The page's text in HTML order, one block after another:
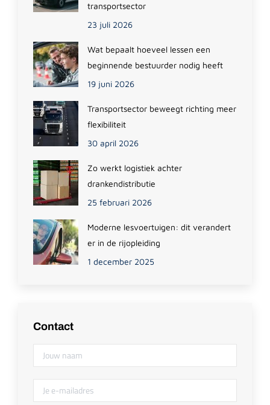
transportsector
23 juli 2026
Wat bepaalt hoeveel lessen een
beginnende bestuurder nodig heeft
19 juni 2026
Transportsector beweegt richting meer
flexibiliteit
30 april 2026
Zo werkt logistiek achter
drankendistributie
25 februari 2026
Moderne lesvoertuigen: dit verandert
er in de rijopleiding
1 december 2025
Contact